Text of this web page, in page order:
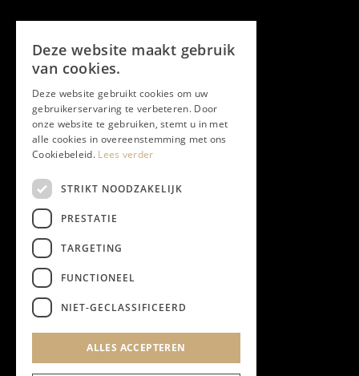
Facebook
Twitter
Instagram
YouTube
NIEUWSBRIEF
Privacyverklaring
Deze website maakt gebruik
van cookies.
Deze website gebruikt cookies om uw
gebruikerservaring te verbeteren. Door
onze website te gebruiken, stemt u in met
alle cookies in overeenstemming met ons
Cookiebeleid. Lees verder
STRIKT NOODZAKELIJK
PRESTATIE
TARGETING
FUNCTIONEEL
NIET-GECLASSIFICEERD
ALLES ACCEPTEREN